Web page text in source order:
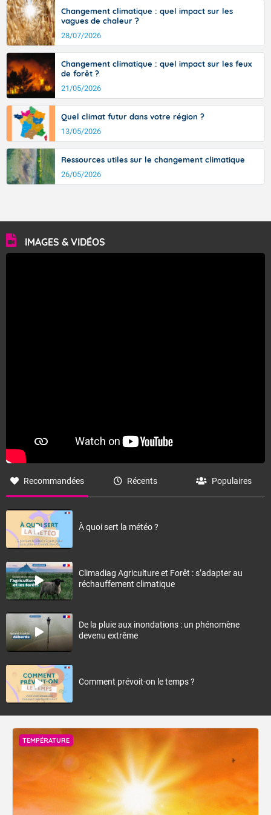
sont comprises entre 30 et 36 dans l'intérieur du pays,
avec des pointes jusqu'à 37 à 38 degrés dans l'arrière-
pays varois et en vallée de la Garonne.
Changement climatique : quel impact sur les
vagues de chaleur ?
28/07/2026
Changement climatique : quel impact sur les feux
de forêt ?
21/05/2026
Quel climat futur dans votre région ?
13/05/2026
Ressources utiles sur le changement climatique
26/05/2026
IMAGES & VIDÉOS
Recommandées Récents Populaires
À quoi sert la météo ?
Climadiag Agriculture et Forêt : s’adapter au
réchauffement climatique
De la pluie aux inondations : un phénomène
devenu extrême
Comment prévoit-on le temps ?
TEMPÉRATURE